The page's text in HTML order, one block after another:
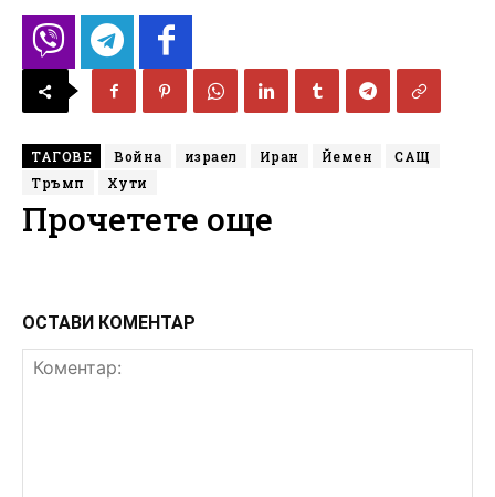
ТАГОВЕ Война израел Иран Йемен
САЩ
Тръмп
Хути
Прочетете още
ОСТАВИ КОМЕНТАР